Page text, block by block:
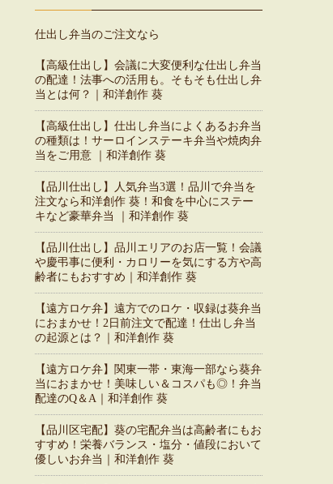
仕出し弁当のご注文なら
【高級仕出し】会議に大変便利な仕出し弁当
の配達！法事への活用も。そもそも仕出し弁
当とは何？｜和洋創作 葵
【高級仕出し】仕出し弁当によくあるお弁当
の種類は！サーロインステーキ弁当や焼肉弁
当をご用意 ｜和洋創作 葵
【品川仕出し】人気弁当3選！品川で弁当を
注文なら和洋創作 葵！和食を中心にステー
キなど豪華弁当 ｜和洋創作 葵
【品川仕出し】品川エリアのお店一覧！会議
や慶弔事に便利・カロリーを気にする方や高
齢者にもおすすめ｜和洋創作 葵
【遠方ロケ弁】遠方でのロケ・収録は葵弁当
におまかせ！2日前注文で配達！仕出し弁当
の起源とは？｜和洋創作 葵
【遠方ロケ弁】関東一帯・東海一部なら葵弁
当におまかせ！美味しい＆コスパも◎！弁当
配達のQ＆A｜和洋創作 葵
【品川区宅配】葵の宅配弁当は高齢者にもお
すすめ！栄養バランス・塩分・値段において
優しいお弁当｜和洋創作 葵